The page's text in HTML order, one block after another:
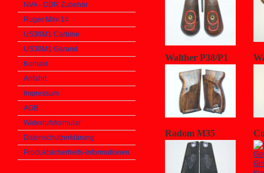
NVA - DDR Zubehör
Ruger Mini 14
US30M1 Carbine
US30M1 Garand
Kontakt
Anfahrt
Impressum
AGB
Widerrufsformular
Datenschutzerklärung
Produktsicherheits-informationen
Walther P38/P1
Radom M35